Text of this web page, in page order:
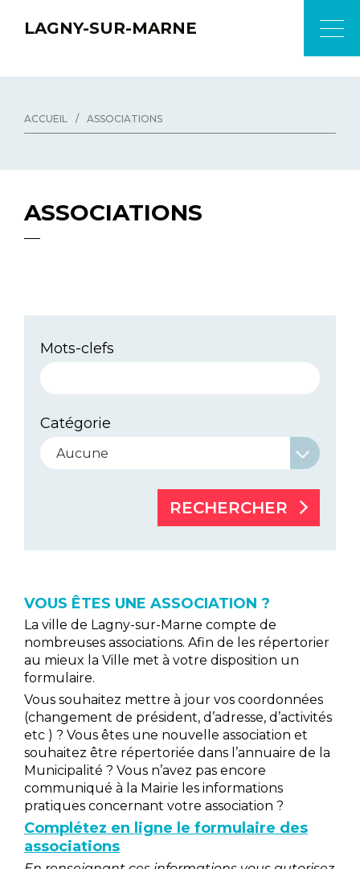
LAGNY-SUR-MARNE
ACCUEIL / ASSOCIATIONS
ASSOCIATIONS
Mots-clefs
Catégorie
RECHERCHER
VOUS ÊTES UNE ASSOCIATION ?
La ville de Lagny-sur-Marne compte de
nombreuses associations. Afin de les répertorier
au mieux la Ville met à votre disposition un
formulaire.
Vous souhaitez mettre à jour vos coordonnées
(changement de président, d’adresse, d’activités
etc ) ? Vous êtes une nouvelle association et
souhaitez être répertoriée dans l’annuaire de la
Municipalité ? Vous n’avez pas encore
communiqué à la Mairie les informations
pratiques concernant votre association ?
Complétez en ligne le formulaire des
associations